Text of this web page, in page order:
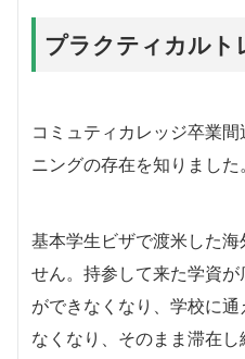
プラクティカルト
コミュティカレッジ卒業
ニングの存在を知りました。
基本学生ビザで渡米した
せん。持参して来た学資
ができなくなり、学校に
なくなり、そのまま滞在